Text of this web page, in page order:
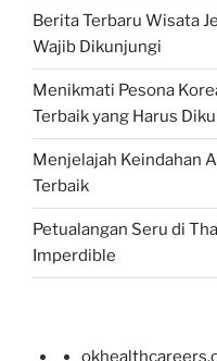
Berita Terbaru Wisata
Wajib Dikunjungi
Menikmati Pesona
Terbaik yang Harus
Menjelajah Keindahan
Terbaik
Petualangan Seru di
Imperdible